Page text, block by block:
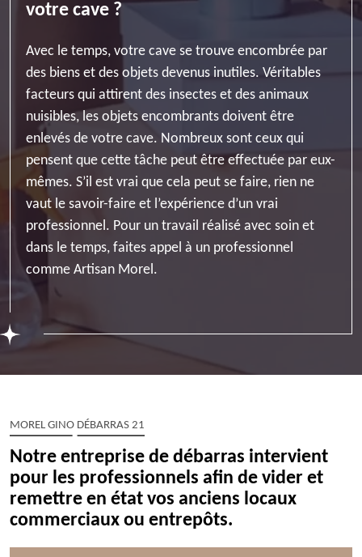
votre cave ?
Avec le temps, votre cave se trouve encombrée par
des biens et des objets devenus inutiles. Véritables
facteurs qui attirent des insectes et des animaux
nuisibles, les objets encombrants doivent être
enlevés de votre cave. Nombreux sont ceux qui
pensent que cette tâche peut être effectuée par eux-
mêmes. S’il est vrai que cela peut se faire, rien ne
vaut le savoir-faire et l’expérience d’un vrai
professionnel. Pour un travail réalisé avec soin et
dans le temps, faites appel à un professionnel
comme Artisan Morel.
MOREL GINO DÉBARRAS 21
Notre entreprise de débarras intervient
pour les professionnels afin de vider et
remettre en état vos anciens locaux
commerciaux ou entrepôts.